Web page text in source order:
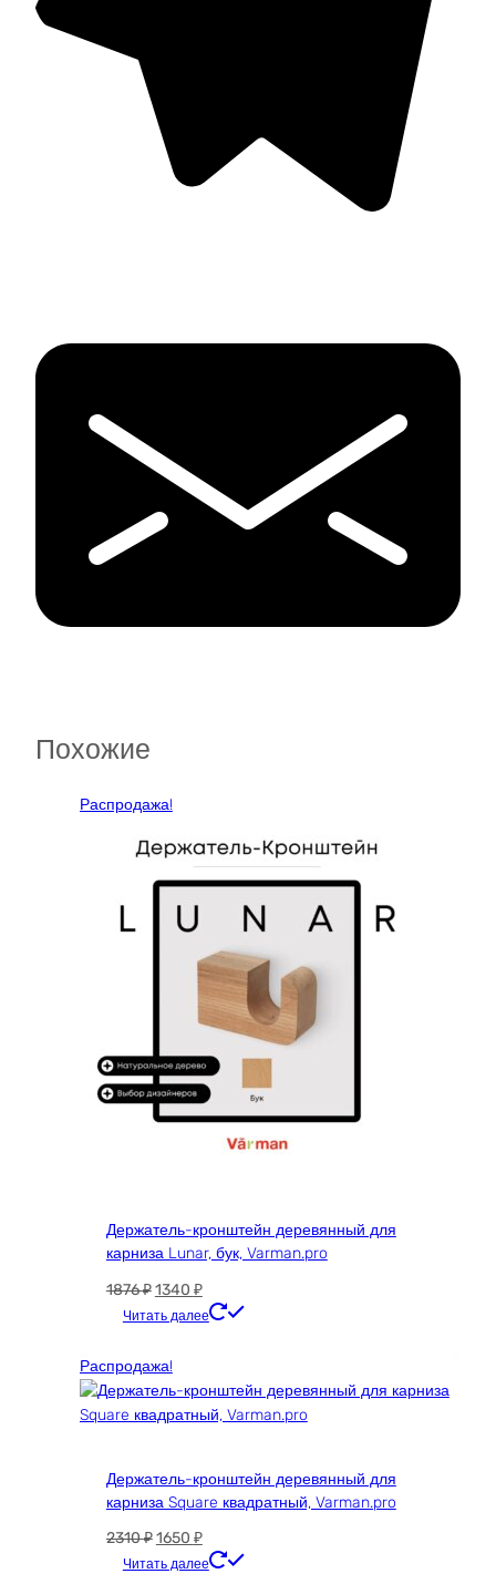
Похожие
Распродажа!
Держатель-кронштейн деревянный для
карниза Lunar, бук, Varman.pro
1876₽Первоначальная
цена
1876 ₽.
1340 ₽Текущая
цена:
Читать далее
Распродажа!
Держатель-кронштейн деревянный для
карниза Square квадратный, Varman.pro
2310₽Первоначальная
цена
1650 ₽Текущая
цена:
Читать далее